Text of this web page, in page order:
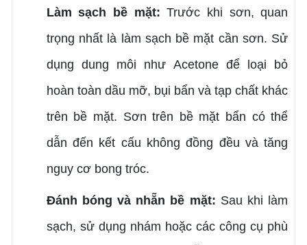
Làm sạch bề mặt:Trước khi sơn, quan
trọng nhất là làm sạch bề mặt cần sơn. Sử
dụng dung môi như Acetone để loại bỏ
hoàn toàn dầu mỡ, bụi bẩn và tạp chất khác
trên bề mặt. Sơn trên bề mặt bẩn có thể
dẫn đến kết cấu không đồng đều và tăng
nguy cơ bong tróc.
Đánh bóng và nhẵn bề mặt: Sau khi làm
sạch, sử dụng nhám hoặc các công cụ phù